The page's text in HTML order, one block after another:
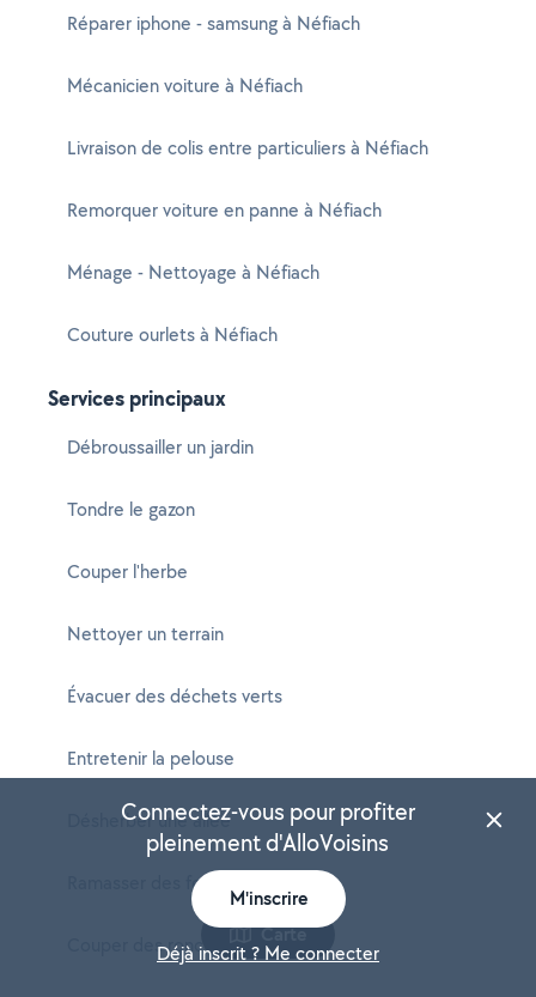
Réparer iphone - samsung à Néfiach
Mécanicien voiture à Néfiach
Livraison de colis entre particuliers à Néfiach
Remorquer voiture en panne à Néfiach
Ménage - Nettoyage à Néfiach
Couture ourlets à Néfiach
Services principaux
Débroussailler un jardin
Tondre le gazon
Couper l'herbe
Nettoyer un terrain
Évacuer des déchets verts
Entretenir la pelouse
Désherber une allée
Ramasser des feuilles
Couper des ronces Carte
Connectez-vous pour profiter
pleinement d'AlloVoisins
M'inscrire
Déjà inscrit ? Me connecter